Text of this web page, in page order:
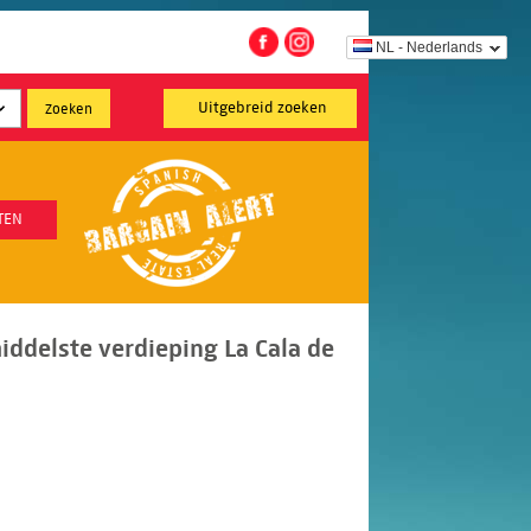
NL - Nederlands
Uitgebreid zoeken
verdieping La Cala de